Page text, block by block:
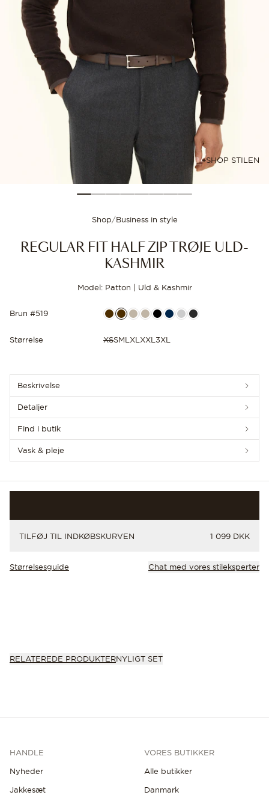
SHOP STILEN
Shop/Business in style
REGULAR FIT HALF ZIP TRØJE ULD-
KASHMIR
Model: Patton | Uld & Kashmir
Brun #519
Størrelse XSSML XL XXL 3XL
Beskrivelse
Detaljer
Find i butik
Vask & pleje
TILFØJ TIL INDKØBSKURVEN PRIS
1 099 DKK
Størrelsesguide Chat med vores stileksperter
RELATEREDE PRODUKTERNYLIGT SET
HANDLE
Nyheder
Jakkesæt
VORES BUTIKKER
Alle butikker
Danmark